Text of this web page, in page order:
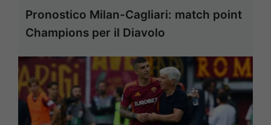
Pronostico Milan-Cagliari: match point
Champions per il Diavolo